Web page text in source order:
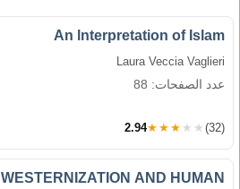
An lnterpretation of Islam
Laura Veccia Vaglieri
عدد الصفحات: 88
2.94★★★★★ (32)
WESTERNIZATION AND HUMAN